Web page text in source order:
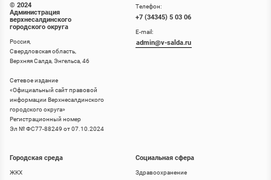
© 2024
Администрация
верхнесалдинского
городского округа
Россия,
Свердловская область,
Верхняя Салда, Энгельса, 46
Сетевое издание
«Официальный сайт правовой
информации Верхнесалдинского
городского округа»
Регистрационный номер
Эл № ФС77-88249 от 07.10.2024
Городская среда
ЖКХ
Социальная сфера
Здравоохранение
Телефон:
+7 (34345) 5 03 06
E-mail:
admin@v-salda.ru